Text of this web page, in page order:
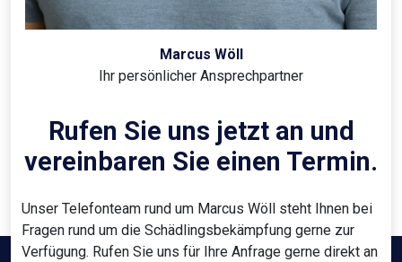
Marcus Wöll
Ihr persönlicher Ansprechpartner
Rufen Sie uns jetzt an und
vereinbaren Sie einen Termin.
Unser Telefonteam rund um Marcus Wöll steht Ihnen bei
Fragen rund um die Schädlingsbekämpfung gerne zur
Verfügung. Rufen Sie uns für Ihre Anfrage gerne direkt an